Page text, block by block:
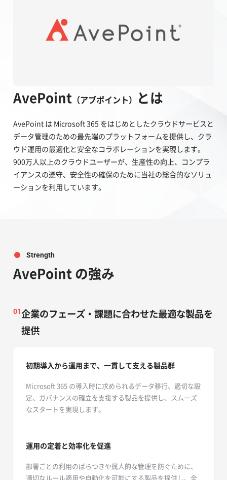
AvePoint（アブポイント） とは
AvePoint は Microsoft 365 をはじめとしたクラウドサービスと
データ管理のための最先端のプラットフォームを提供し、クラ
ウド運用の最適化と安全なコラボレーションを実現します。
900万人以上のクラウドユーザーが、生産性の向上、コンプラ
イアンスの遵守、安全性の確保のために当社の総合的なソリュ
ーションを利用しています。
Strength
AvePoint の強み
01企業のフェーズ・課題に合わせた最適な製品を
提供
初期導入から運用まで、一貫して支える製品群
Microsoft 365 の導入時に求められるデータ移行、適切な設
定、ガバナンスの確立を支援する製品を提供し、スムーズ
なスタートを実現します。
運用の定着と効率化を促進
部署ごとの利用のばらつきや属人的な管理を防ぐために、
適切なルール適用や自動化を可能にする製品を提供し、全